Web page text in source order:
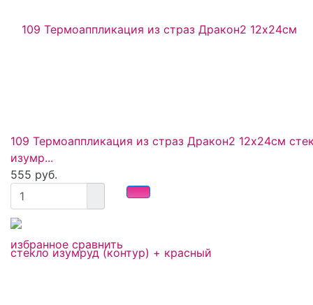
избранное сравнить
109 Термоаппликация из страз Дракон2 12х24см
изумр...
555 руб.